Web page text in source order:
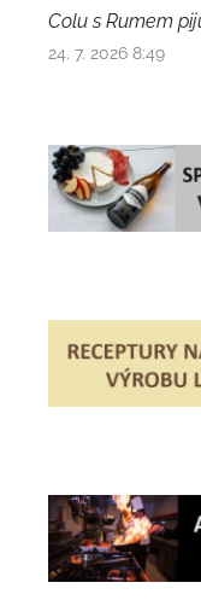
Colu s Rumem
24. 7. 2026 8:49